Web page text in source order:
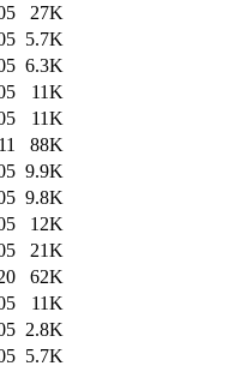
27K
5.7K
6.3K
11K
11K
88K
9.9K
9.8K
12K
21K
62K
11K
2.8K
5.7K